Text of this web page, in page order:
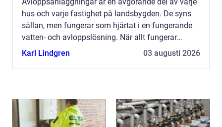
Avloppsanläggningar är en avgörande del av varje
hus och varje fastighet på landsbygden. De syns
sällan, men fungerar som hjärtat i en fungerande
vatten- och avloppslösning. När allt fungerar
märks nä...
Karl Lindgren 03 augusti 2026